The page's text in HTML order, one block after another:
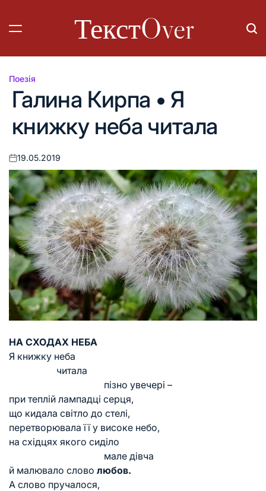
вмісту
ТекстOver
Опублікувати
Поезія
Галина Кирпа • Я
книжку неба читала
Оприлюднено
19.05.2019
НА СХОДАХ НЕБА
Я книжку неба
читала
пізно увечері –
при теплій лампадці серця,
що кидала світло до стелі,
перетворювала її у високе небо,
на східцях якого сиділо
мале дівча
й малювало слово любов.
А слово пручалося,